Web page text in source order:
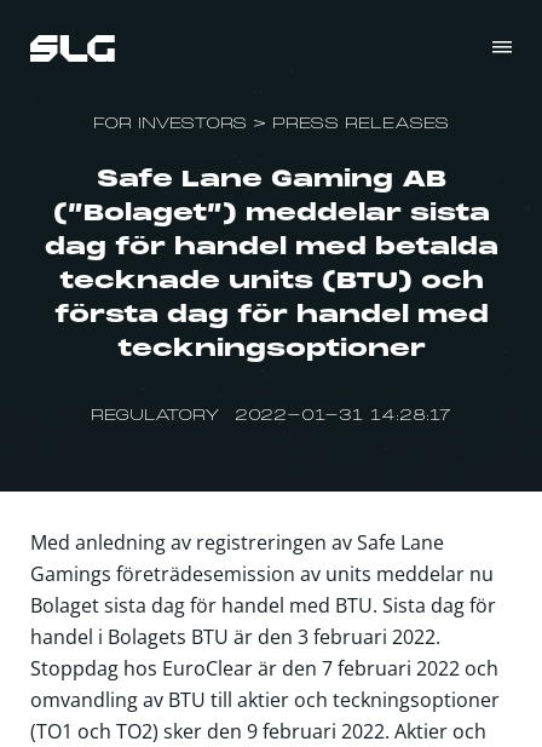
FOR INVESTORS > PRESS RELEASES
Safe Lane Gaming AB
(”Bolaget”) meddelar sista
dag för handel med betalda
tecknade units (BTU) och
första dag för handel med
teckningsoptioner
REGULATORY 2022-01-31 14:28:17
Med anledning av registreringen av Safe Lane
Gamings företrädesemission av units meddelar nu
Bolaget sista dag för handel med BTU. Sista dag för
handel i Bolagets BTU är den 3 februari 2022.
Stoppdag hos EuroClear är den 7 februari 2022 och
omvandling av BTU till aktier och teckningsoptioner
(TO1 och TO2) sker den 9 februari 2022. Aktier och